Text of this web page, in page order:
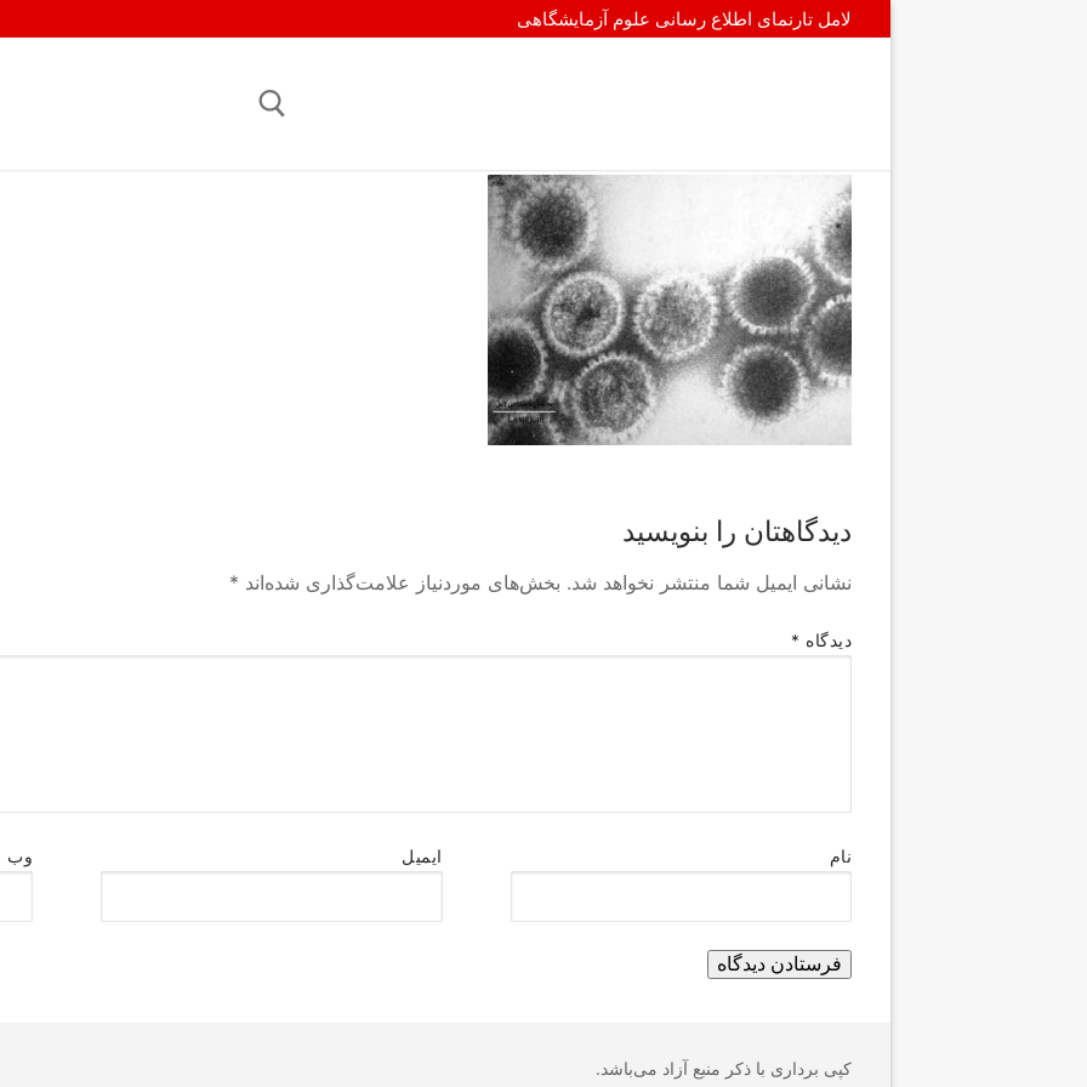
به
لامل تارنمای اطلاع رسانی علوم آزمایشگاهی
دیدگاهتان را بنویسید
نشانی ایمیل شما منتشر نخواهد شد. بخش‌های موردنیاز علامت‌گذاری شده‌اند *
دیدگاه *
نام ایمیل وب‌
کپی برداری با ذکر منبع آزاد می‌باشد.